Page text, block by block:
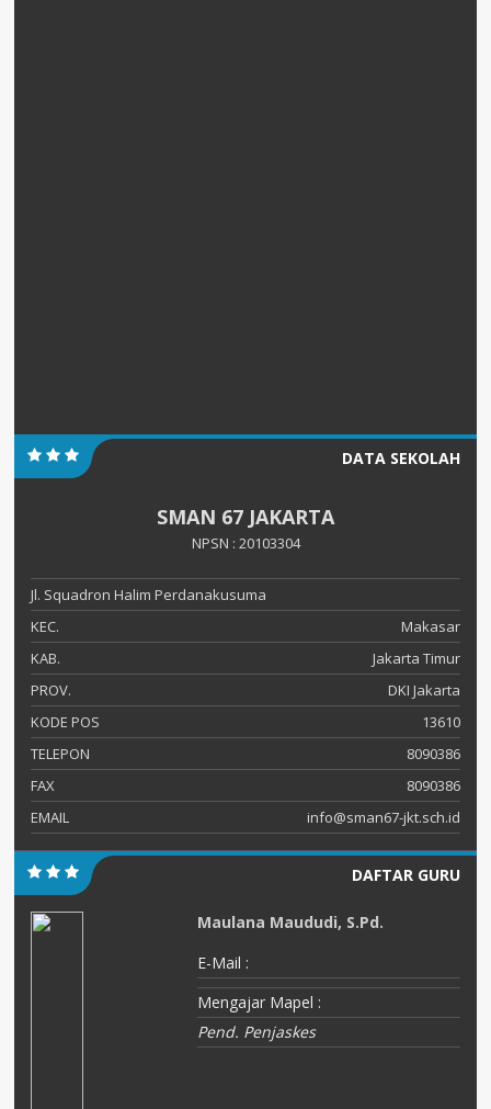
DATA SEKOLAH
SMAN 67 JAKARTA
NPSN : 20103304
Jl. Squadron Halim Perdanakusuma
KEC.
Makasar
KAB.
Jakarta Timur
PROV.
DKI Jakarta
KODE POS
13610
TELEPON
8090386
FAX
8090386
EMAIL
info@sman67-jkt.sch.id
DAFTAR GURU
Maulana Maududi, S.Pd.
E-Mail :
Mengajar Mapel :
Pend. Penjaskes